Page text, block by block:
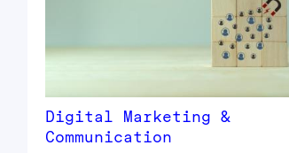
Digital Marketing &
Communication